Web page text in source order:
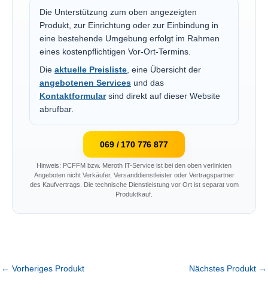
Die Unterstützung zum oben angezeigten
Produkt, zur Einrichtung oder zur Einbindung in
eine bestehende Umgebung erfolgt im Rahmen
eines kostenpflichtigen Vor-Ort-Termins.
Die aktuelle Preisliste, eine Übersicht der
angebotenen Services und das
Kontaktformularsind direkt auf dieser Website
abrufbar.
069 / 170 776 877
Hinweis: PCFFM bzw. Meroth IT-Service ist bei den oben verlinkten
Angeboten nicht Verkäufer, Versanddienstleister oder Vertragspartner
des Kaufvertrags. Die technische Dienstleistung vor Ort ist separat vom
Produktkauf.
← Vorheriges Produkt Nächstes Produkt →